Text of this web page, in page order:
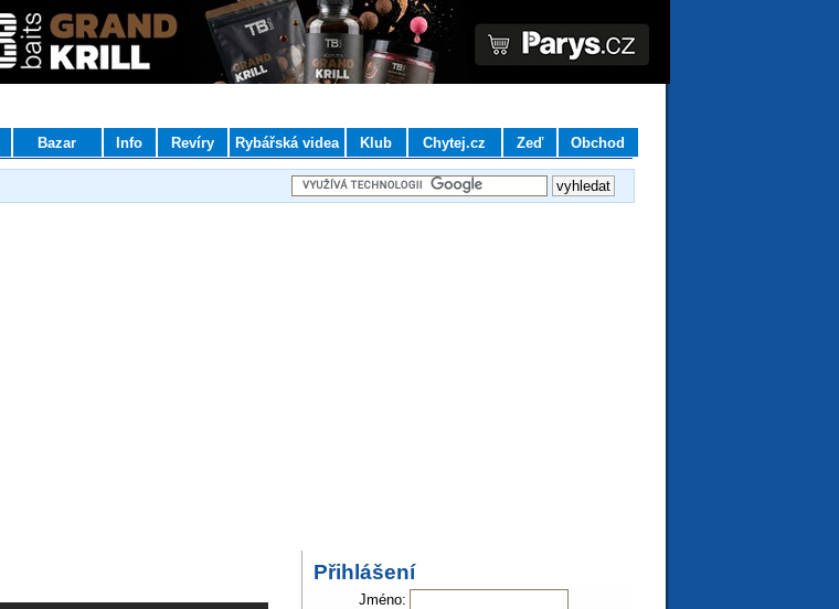
Bazar Info Revíry Rybářská videa Klub Chytej.cz Zeď Obchod
Přihlášení
Jméno: